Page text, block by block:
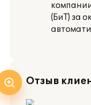
(БиТ) за
Отзыв